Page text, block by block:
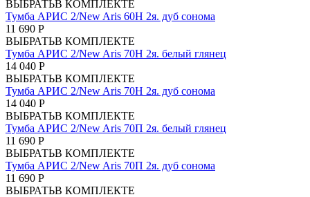
ВЫБРАТЬВ КОМПЛЕКТЕ
Тумба АРИС 2/New Aris 60Н 2я. дуб сонома
11 690 Р
ВЫБРАТЬВ КОМПЛЕКТЕ
Тумба АРИС 2/New Aris 70Н 2я. белый глянец
14 040 Р
ВЫБРАТЬВ КОМПЛЕКТЕ
Тумба АРИС 2/New Aris 70Н 2я. дуб сонома
14 040 Р
ВЫБРАТЬВ КОМПЛЕКТЕ
Тумба АРИС 2/New Aris 70П 2я. белый глянец
11 690 Р
ВЫБРАТЬВ КОМПЛЕКТЕ
Тумба АРИС 2/New Aris 70П 2я. дуб сонома
11 690 Р
ВЫБРАТЬВ КОМПЛЕКТЕ